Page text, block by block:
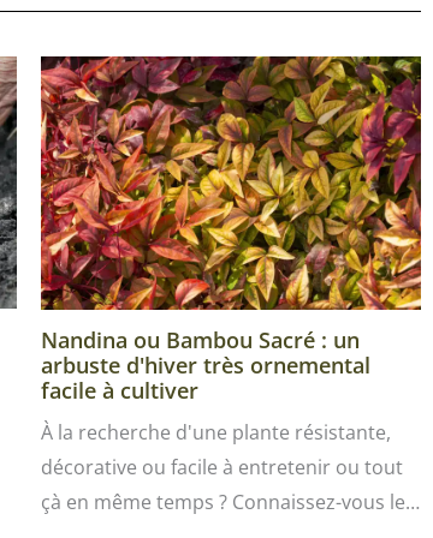
Nandina ou Bambou Sacré : un
arbuste d'hiver très ornemental
facile à cultiver
À la recherche d'une plante résistante,
décorative ou facile à entretenir ou tout
çà en même temps ? Connaissez-vous le…